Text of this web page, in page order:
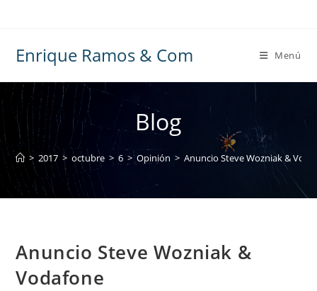
Enrique Ramos & Com Menú
Blog
> 2017 > octubre > 6 > Opinión > Anuncio Steve Wozniak &
Anuncio Steve Wozniak &
Vodafone